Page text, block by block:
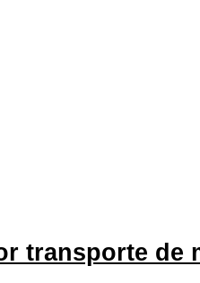
transporte de